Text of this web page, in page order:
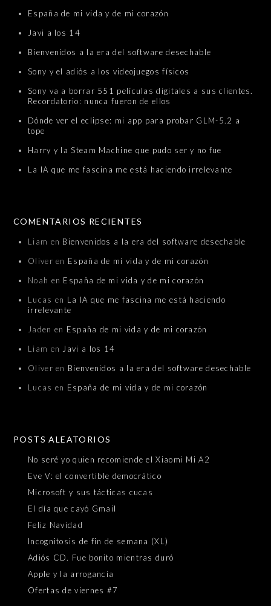
España de mi vida y de mi corazón
Javi a los 14
Bienvenidos a la era del software desechable
Sony y el adiós a los videojuegos físicos
Sony va a borrar 551 películas digitales a sus clientes.
Recordatorio: nunca fueron de ellos
Dónde ver el eclipse: mi app para probar GLM-5.2 a
tope
Harry y la Steam Machine que pudo ser y no fue
La IA que me fascina me está haciendo irrelevante
COMENTARIOS RECIENTES
Liam en Bienvenidos a la era del software desechable
Oliver en España de mi vida y de mi corazón
Noah en España de mi vida y de mi corazón
Lucas en La IA que me fascina me está haciendo
irrelevante
Jaden en España de mi vida y de mi corazón
Liam en Javi a los 14
Oliver en Bienvenidos a la era del software desechable
Lucas en España de mi vida y de mi corazón
POSTS ALEATORIOS
No seré yo quien recomiende el Xiaomi Mi A2
Eve V: el convertible democrático
Microsoft y sus tácticas cucas
El día que cayó Gmail
Feliz Navidad
Incognitosis de fin de semana (XL)
Adiós CD. Fue bonito mientras duró
Apple y la arrogancia
Ofertas de viernes #7